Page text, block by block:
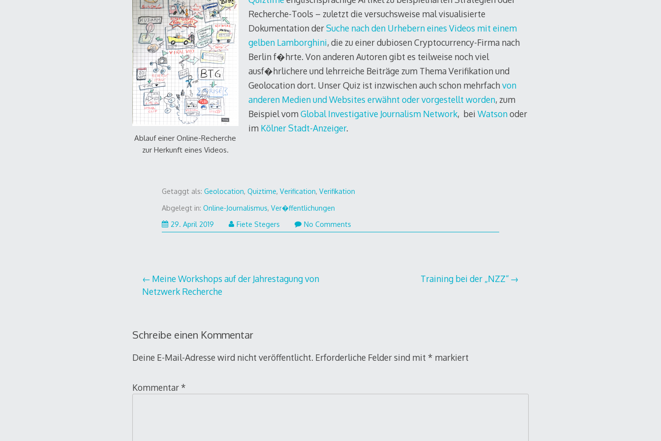
Ablauf einer Online-Recherche
zur Herkunft eines Videos.
Recherche-Tools – zuletzt die versuchsweise mal visualisierte
Dokumentation derSuche nach den Urhebern eines Videos mit einem
gelben Lamborghini, die zu einer dubiosen Cryptocurrency-Firma nach
Berlin f�hrte. Von anderen Autoren gibt es teilweise noch viel
ausf�hrlichere und lehrreiche Beiträge zum Thema Verifikation und
Geolocation dort. Unser Quiz ist inzwischen auch schon mehrfachvon
anderen Medien und Websites erwähnt oder vorgestellt worden, zum
Beispiel vomGlobal Investigative Journalism Network, bei Watsonoder
im Kölner Stadt-Anzeiger.
Getaggt als:Geolocation,Quiztime,Verification,Verifikation
Abgelegt in:Online-Journalismus,Ver�ffentlichungen
29. April 2019
April
Fiete Stegers No Comments
Beitragsnavigation
Meine Workshops auf der Jahrestagung von
Netzwerk Recherche
Training bei der „NZZ“
Schreibe einen Kommentar
Deine E-Mail-Adresse wird nicht veröffentlicht. Erforderliche Felder sind mit * markiert
Kommentar *